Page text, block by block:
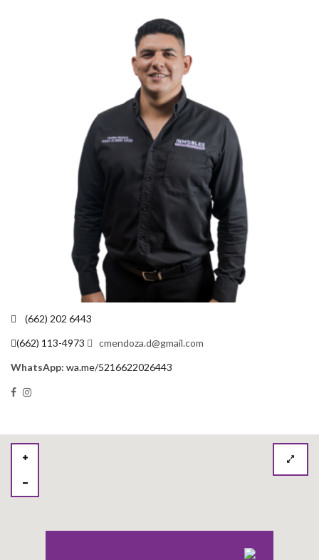
(662) 202 6443
(662) 113-4973
cmendoza.d@gmail.com
WhatsApp: wa.me/5216622026443